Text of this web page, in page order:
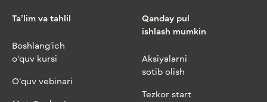
Ta’lim va tahlil
Boshlang‘ich
o‘quv kursi
O‘quv vebinari
Qanday pul
ishlash mumkin
Aksiyalarni
sotib olish
Tezkor start